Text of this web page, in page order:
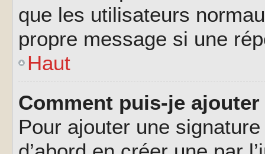
que les utilisateurs
propre message si une
Haut
Comment puis-je
Pour ajouter une